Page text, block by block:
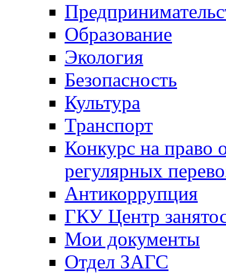
Образование
Экология
Безопасность
Культура
Транспорт
Конкурс на право
регулярных
Антикоррупция
ГКУ Центр
Мои документы
Отдел ЗАГС